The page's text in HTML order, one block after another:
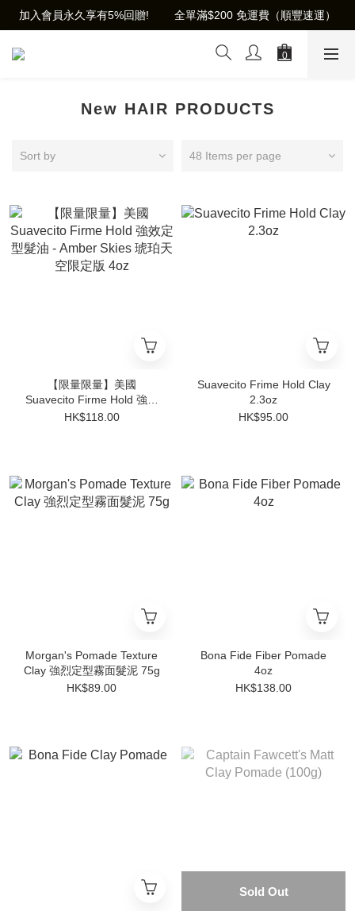
加入會員永久享有5%回贈!        全單滿$200 免運費（順豐速運）
New HAIR PRODUCTS
Sort by 48 Items per page
【限量限量】美國
Suavecito Firme Hold 強效
定型髮油 - Amber Skies 琥
HK$118.00
Suavecito Frime Hold Clay
2.3oz
HK$95.00
Morgan's Pomade Texture
Clay 強烈定型霧面髮泥 75g
HK$89.00
Bona Fide Fiber Pomade
4oz
HK$138.00
Sold Out